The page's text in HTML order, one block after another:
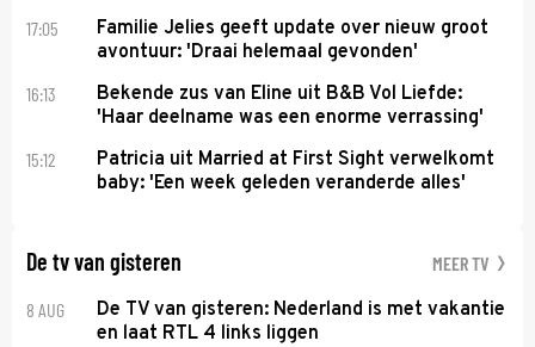
17:05
Familie Jelies geeft update over nieuw groot
avontuur: 'Draai helemaal gevonden'
16:13
Bekende zus van Eline uit B&B Vol Liefde:
'Haar deelname was een enorme verrassing'
15:12
Patricia uit Married at First Sight verwelkomt
baby: 'Een week geleden veranderde alles'
De tv van gisteren MEER TV
8 AUG
De TV van gisteren: Nederland is met vakantie
en laat RTL 4 links liggen